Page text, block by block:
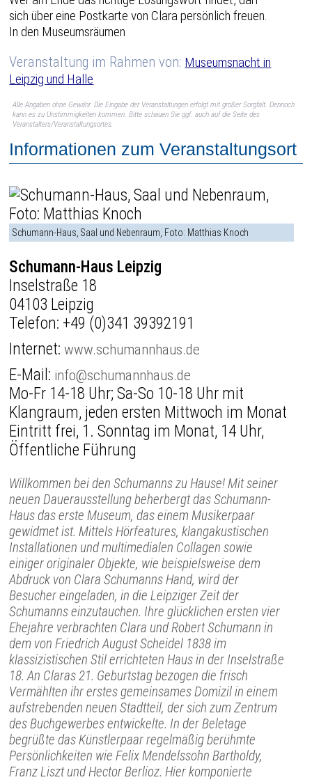
sich über eine Postkarte von Clara persönlich freuen.
In den Museumsräumen
Veranstaltung im Rahmen von: Museumsnacht in
Leipzig und Halle
Alle Angaben ohne Gewähr. Die Eingabe der Veranstaltungen erfolgt mit großer Sorgfalt. Dennoch
kann es zu Unstimmigkeiten kommen. Bitte schauen Sie ggf. auch auf die Seite des
Veranstalters/Veranstaltungsortes.
Informationen zum Veranstaltungsort
Schumann-Haus, Saal und Nebenraum, Foto: Matthias Knoch
Schumann-Haus Leipzig
Inselstraße 18
04103 Leipzig
Telefon: +49 (0)341 39392191
Internet:www.schumannhaus.de
E-Mail: info@schumannhaus.de
Mo-Fr 14-18 Uhr; Sa-So 10-18 Uhr mit
Klangraum, jeden ersten Mittwoch im Monat
Eintritt frei, 1. Sonntag im Monat, 14 Uhr,
Öffentliche Führung
Willkommen bei den Schumanns zu Hause! Mit seiner
neuen Dauerausstellung beherbergt das Schumann-
Haus das erste Museum, das einem Musikerpaar
gewidmet ist. Mittels Hörfeatures, klangakustischen
Installationen und multimedialen Collagen sowie
einiger originaler Objekte, wie beispielsweise dem
Abdruck von Clara Schumanns Hand, wird der
Besucher eingeladen, in die Leipziger Zeit der
Schumanns einzutauchen. Ihre glücklichen ersten vier
Ehejahre verbrachten Clara und Robert Schumann in
dem von Friedrich August Scheidel 1838 im
klassizistischen Stil errichteten Haus in der Inselstraße
18. An Claras 21. Geburtstag bezogen die frisch
Vermählten ihr erstes gemeinsames Domizil in einem
aufstrebenden neuen Stadtteil, der sich zum Zentrum
des Buchgewerbes entwickelte. In der Beletage
begrüßte das Künstlerpaar regelmäßig berühmte
Persönlichkeiten wie Felix Mendelssohn Bartholdy,
Franz Liszt und Hector Berlioz. Hier komponierte